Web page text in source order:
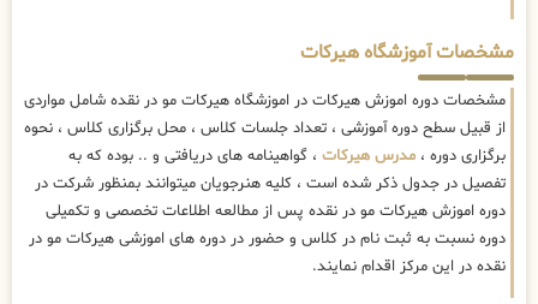
مشخصات آموزشگاه هیرکات
مشخصات دوره اموزش هیرکات در اموزشگاه هیرکات مو در نقده شامل مواردی
از قبیل سطح دوره آموزشی ، تعداد جلسات کلاس ، محل برگزاری کلاس ، نحوه
برگزاری دوره ، مدرس هیرکات ، گواهینامه های دریافتی و .. بوده که به
تفصیل در جدول ذکر شده است ، کلیه هنرجویان میتوانند بمنظور شرکت در
دوره اموزش هیرکات مو در نقده پس از مطالعه اطلاعات تخصصی و تکمیلی
دوره نسبت به ثبت نام در کلاس و حضور در دوره های اموزشی هیرکات مو در
نقده در این مرکز اقدام نمایند.